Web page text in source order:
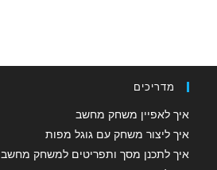
מדריכים
איך לאפיין משחק מחשב
איך ליצור משחק עם גוגל מפות
איך לתכנן מסך ותפריטים למשחק מחשב